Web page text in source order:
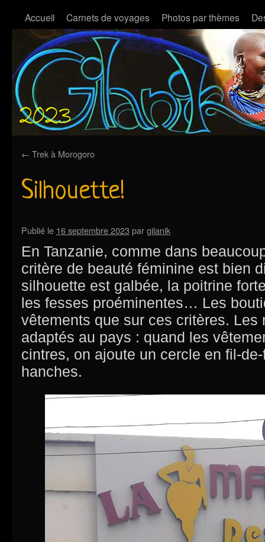
Accueil Carnets de voyages Photos par thèmes
← Trek à Morogoro
Silhouette!
Publié le 16 septembre 2023 pargilanik
En Tanzanie, comme dans
critère de beauté féminine est bien
silhouette est galbée, la poitrine
les fesses proéminentes… Les
vêtements que sur ces critères. Les
adaptés au pays : quand les
cintres, on ajoute un cercle en fil-
hanches.